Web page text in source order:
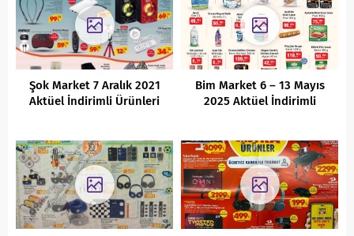
Şok Market 7 Aralık 2021
Aktüel İndirimli Ürünleri
Bim Market 6 – 13 Mayıs
2025 Aktüel İndirimli